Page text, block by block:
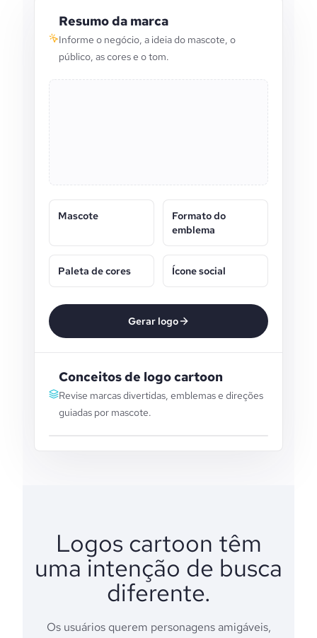
Resumo da marca
Informe o negócio, a ideia do mascote, o
público, as cores e o tom.
Mascote
Formato do
emblema
Paleta de cores Ícone social
Gerar logo
Conceitos de logo cartoon
Revise marcas divertidas, emblemas e direções
guiadas por mascote.
Logos cartoon têm
uma intenção de busca
diferente.
Os usuários querem personagens amigáveis,